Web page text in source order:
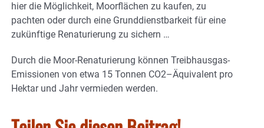
hier die Möglichkeit, Moorflächen zu kaufen, zu
pachten oder durch eine Grunddienstbarkeit für eine
zukünftige Renaturierung zu sichern …
Durch die Moor-Renaturierung können Treibhausgas-
Emissionen von etwa 15 Tonnen CO2–Äquivalent pro
Hektar und Jahr vermieden werden.